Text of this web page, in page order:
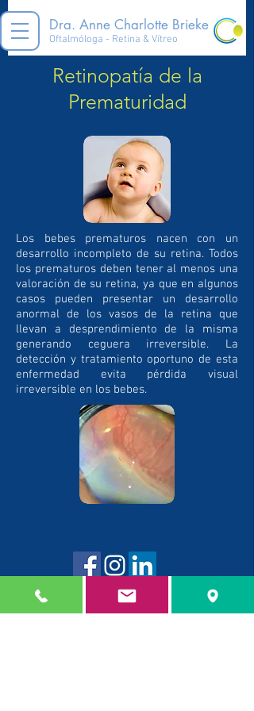
Dra. Anne Charlotte Brieke
Oftalmóloga - Retina & Vítreo
Retinopatía de la
Prematuridad
Los bebes prematuros nacen con un
desarrollo incompleto de su retina. Todos
los prematuros deben tener al menos una
valoración de su retina, ya que en algunos
casos pueden presentar un desarrollo
anormal de los vasos de la retina que
llevan a desprendimiento de la misma
generando ceguera irreversible. La
detección y tratamiento oportuno de esta
enfermedad evita pérdida visual
irreversible en los bebes.